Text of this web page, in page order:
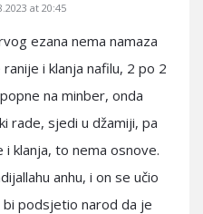
at 20:45
ezana nema namaza
i klanja nafilu, 2 po 2
na minber, onda
rade, sjedi u džamiji, pa
klanja, to nema osnove.
anhu, i on se učio
bi podsjetio narod da je